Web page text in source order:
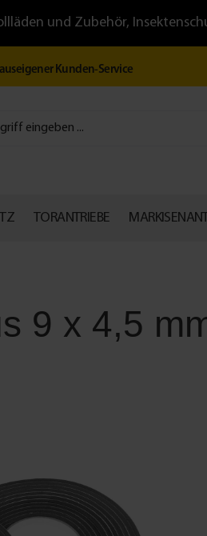
und Zubehör,
Kunden-Service
TORANTRIEBE
9 x 4,5